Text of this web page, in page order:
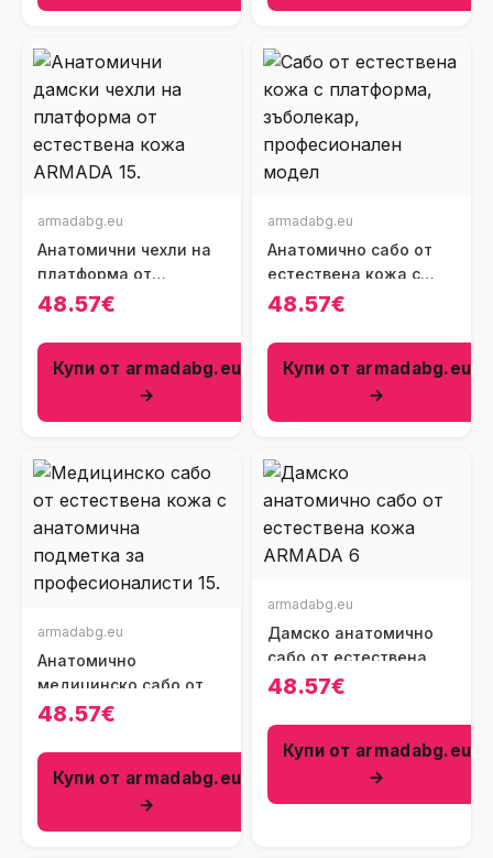
armadabg.eu
Анатомични чехли на
платформа от
естествена кожа
48.57€
Купи от armadabg.eu
→
armadabg.eu
Анатомично сабо от
естествена кожа с
платформа за
48.57€
Купи от armadabg.eu
→
armadabg.eu
Анатомично
медицинско сабо от
естествена кожа
48.57€
Купи от armadabg.eu
→
armadabg.eu
Дамско анатомично
сабо от естествена
кожа
48.57€
Купи от armadabg.eu
→